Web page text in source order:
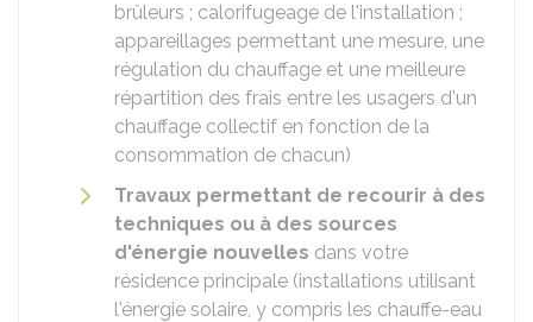
brûleurs ; calorifugeage de l'installation ;
appareillages permettant une mesure, une
régulation du chauffage et une meilleure
répartition des frais entre les usagers d'un
chauffage collectif en fonction de la
consommation de chacun)
Travaux permettant de recourir à des
techniques ou à des sources
d'énergie nouvelles dans votre
résidence principale (installations utilisant
l'énergie solaire, y compris les chauffe-eau